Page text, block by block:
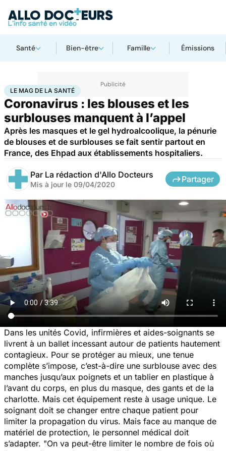
Santé Bien-être Famille Émissions
AccueilSanté Le Mag de la Santé
LE MAG DE LA SANTÉ
Coronavirus : les blouses et les
surblouses manquent à l’appel
Après les masques et le gel hydroalcoolique, la pénurie
de blouses et de surblouses se fait sentir partout en
France, des Ehpad aux établissements hospitaliers.
Par La rédaction d'Allo Docteurs
Mis à jour le 09/04/2020
Partager
Dans les unités Covid, infirmières et aides-soignants se
livrent à un ballet incessant autour de patients hautement
contagieux. Pour se protéger au mieux, une tenue
complète s’impose, c’est-à-dire une surblouse avec des
manches jusqu’aux poignets et un tablier en plastique à
l’avant du corps, en plus du masque, des gants et de la
charlotte. Mais cet équipement reste à usage unique. Le
soignant doit se changer entre chaque patient pour
limiter la propagation du virus. Mais face au manque de
matériel de protection, le personnel médical doit
s’adapter. "On va peut-être limiter le nombre de fois où